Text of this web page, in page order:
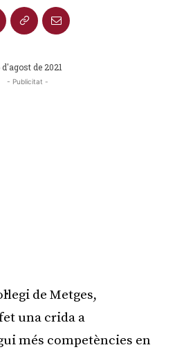
de 2021
- Publicitat -
de Metges,
una crida a
més competències en